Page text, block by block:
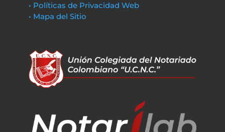
• Políticas de Privacidad Web
• Mapa del Sitio